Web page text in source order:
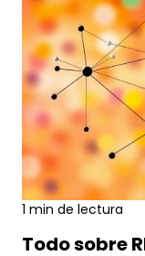
ia
7 AGO., 2026
1 min de lectura
Todo sobre